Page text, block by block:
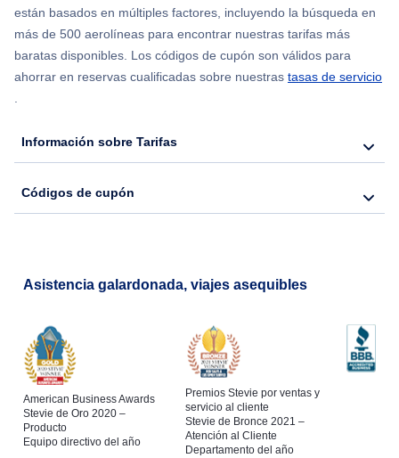
Flights from Delhi to Nueva York
Flights from Chicago to Delhi
Flights from Nueva York to Seúl
Flights from Nueva York to Barcelona
están basados en múltiples factores, incluyendo la búsqueda en
más de 500 aerolíneas para encontrar nuestras tarifas más
baratas disponibles. Los códigos de cupón son válidos para
ahorrar en reservas cualificadas sobre nuestras tasas de servicio
.
Información sobre Tarifas
Códigos de cupón
Asistencia galardonada, viajes asequibles
American Business Awards
Stevie de Oro 2020 –
Producto
Equipo directivo del año
Premios Stevie por ventas y
servicio al cliente
Stevie de Bronce 2021 –
Atención al Cliente
Departamento del año